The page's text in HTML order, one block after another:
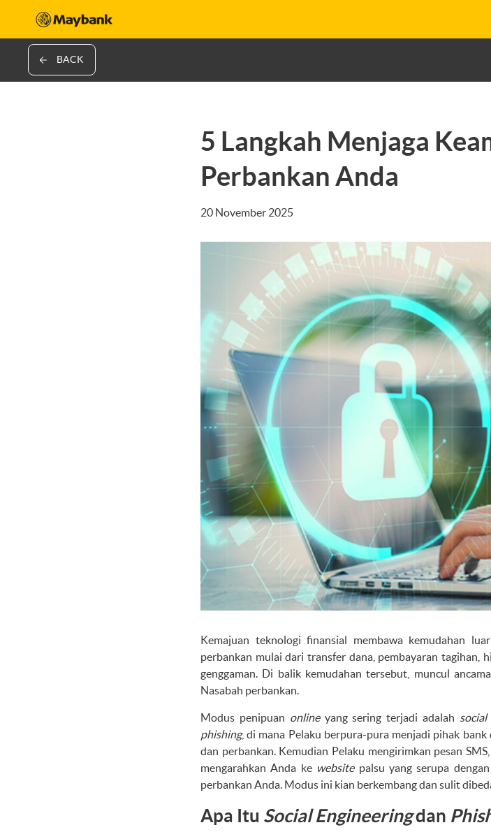
BACK
5 Langkah Menjaga
Perbankan Anda
20 November 2025
Kemajuan teknologi finansial membawa kemudahan
perbankan mulai dari transfer dana, pembayaran tagihan,
genggaman. Di balik kemudahan tersebut, muncul
Nasabah perbankan.
Modus penipuan onlineyang sering terjadi adalah
phishing, di mana Pelaku berpura-pura menjadi pihak
dan perbankan. Kemudian Pelaku mengirimkan pesan
mengarahkan Anda ke websitepalsu yang serupa
perbankan Anda. Modus ini kian berkembang dan sulit
Apa Itu Social Engineeringdan